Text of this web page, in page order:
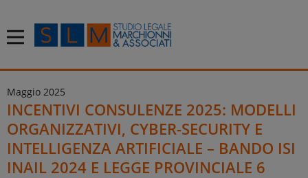
Maggio 2025
INCENTIVI CONSULENZE 2025: MODELLI
ORGANIZZATIVI, CYBER-SECURITY E
INTELLIGENZA ARTIFICIALE – BANDO ISI
INAIL 2024 E LEGGE PROVINCIALE 6